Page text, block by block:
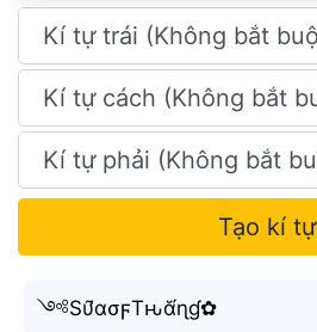
Tạo kí tự
༺Sυ̛̃ασϝTԋᾰ́ɳɠ✿